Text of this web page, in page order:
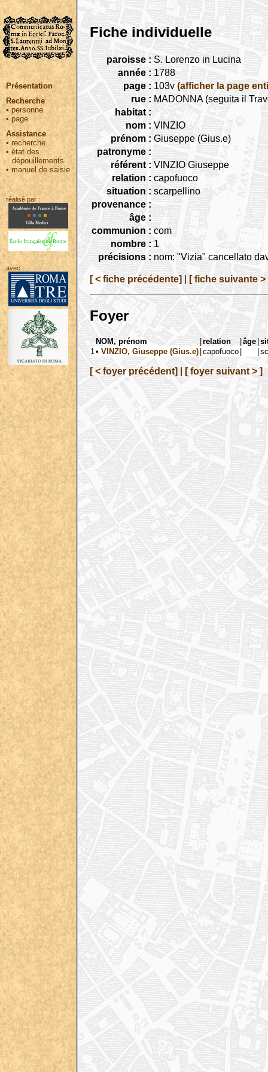
Présentation
Recherche
• personne
•page
Assistance
• recherche
•état des
dépouillements
•manuel de saisie
réalisé par :
avec :
Fiche individuelle
paroisse : S. Lorenzo in Lucina
année : 1788
page : 103v (afficher la page
rue : MADONNA (seguita il
habitat :
nom : VINZIO
prénom : Giuseppe (Gius.e)
patronyme :
référent : VINZIO Giuseppe
relation : capofuoco
situation : scarpellino
provenance :
âge :
communion : com
nombre : 1
précisions : nom: "Vizia" cancellato
[ < fiche précédente] [ fiche suivante >
Foyer
NOM, prénom | relation |âge |
1 • VINZIO, Giuseppe (Gius.e) |capofuoco | |
[ < foyer précédent] [ foyer suivant > ]